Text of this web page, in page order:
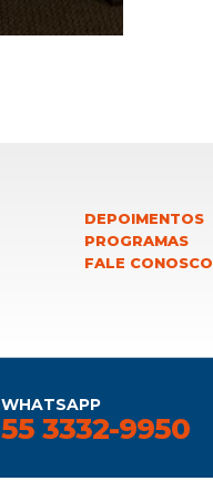
DEPOIMENTOS
PROGRAMAS
FALE CONOSCO
WHATSAPP
55 3332-9950